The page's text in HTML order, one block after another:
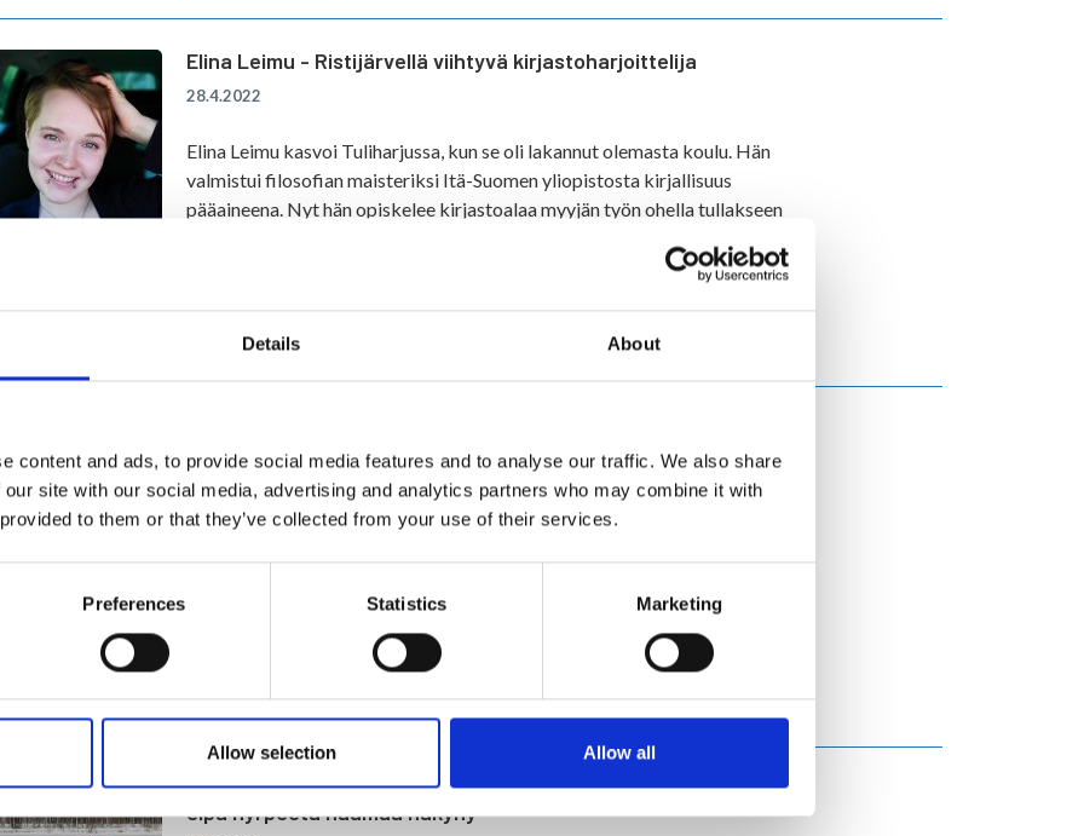
Details About
content and ads, to provide social media features and to analyse our traffic. We also share
site with our social media, advertising and analytics partners who may combine it with
to them or that they’ve collected from your use of their services.
Preferences Statistics Marketing
Allow selection Allow all
Elina Leimu - Ristijärvellä viihtyvä kirjastoharjoittelija
28.4.2022
Elina Leimu kasvoi Tuliharjussa, kun se oli lakannut olemasta koulu. Hän
valmistui filosofian maisteriksi Itä-Suomen yliopistosta kirjallisuus
pääaineena. Nyt hän opiskelee kirjastoalaa myyjän työn ohella tullakseen
onnistumisella musiikkitunnilla?
11.4.2022
liikunnanopettaja, Olga Kannoeva koulunkäynnin ohjaaja ja Aukusti
Saarijärvi Voice of Finlandissakin piipahtanut musiikinopettaja. He
kertovat työstään, taustastaan ja tulevaisuudennäkymistään.
Pilkkipäivänä oli hyvä fiilis meillä pitäjillä, opettajilla ja oppilailla -
eipä nyrpeetä naamaa näkyny